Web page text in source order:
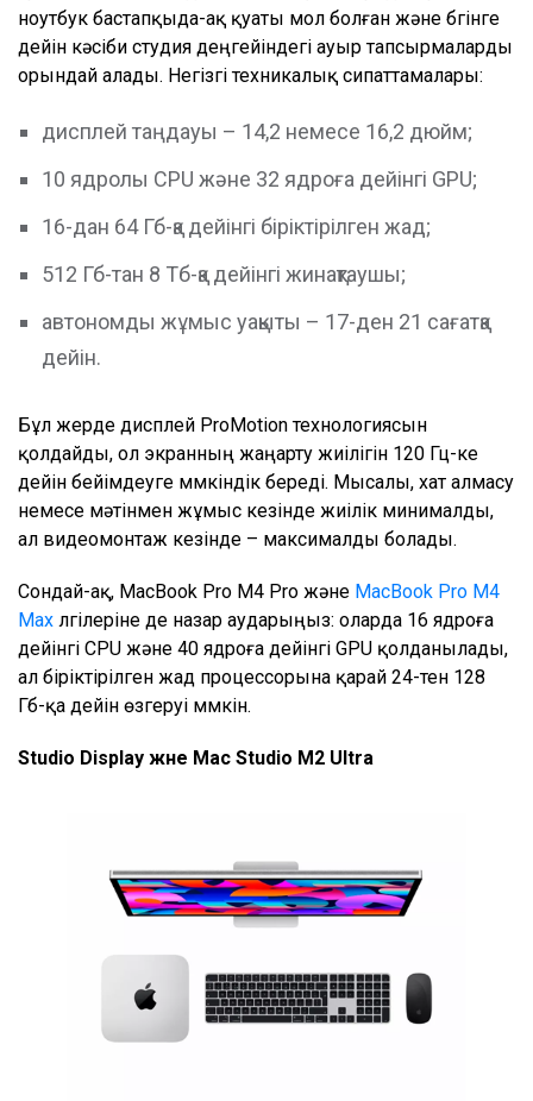
ноутбук бастапқыда-ақ қуаты мол болған және бүгінге
дейін кәсіби студия деңгейіндегі ауыр тапсырмаларды
орындай алады. Негізгі техникалық сипаттамалары:
дисплей таңдауы – 14,2 немесе 16,2 дюйм;
10 ядролы CPU және 32 ядроға дейінгі GPU;
16-дан 64 Гб-қа дейінгі біріктірілген жад;
512 Гб-тан 8 Тб-қа дейінгі жинақтаушы;
автономды жұмыс уақыты – 17-ден 21 сағатқа
дейін.
Бұл жерде дисплей ProMotion технологиясын
қолдайды, ол экранның жаңарту жиілігін 120 Гц-ке
дейін бейімдеуге мүмкіндік береді. Мысалы, хат алмасу
немесе мәтінмен жұмыс кезінде жиілік минималды,
ал видеомонтаж кезінде – максималды болады.
Сондай-ақ, MacBook Pro M4 Pro және MacBook Pro M4
Max үлгілеріне де назар аударыңыз: оларда 16 ядроға
дейінгі CPU және 40 ядроға дейінгі GPU қолданылады,
ал біріктірілген жад процессорына қарай 24-тен 128
Гб-қа дейін өзгеруі мүмкін.
Studio Display және Mac Studio M2 Ultra